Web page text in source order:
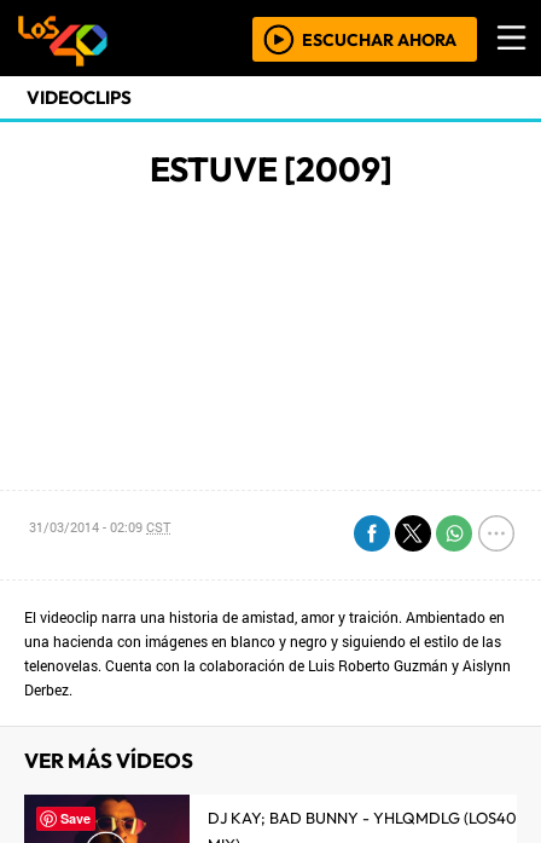
ESCUCHAR AHORA
VIDEOCLIPS
ESTUVE [2009]
31/03/2014 - 02:09CST
El videoclip narra una historia de amistad, amor y traición. Ambientado en
una hacienda con imágenes en blanco y negro y siguiendo el estilo de las
telenovelas. Cuenta con la colaboración de Luis Roberto Guzmán y Aislynn
Derbez.
VER MÁS VÍDEOS
DJ KAY; BAD BUNNY - YHLQMDLG (LOS40
Save